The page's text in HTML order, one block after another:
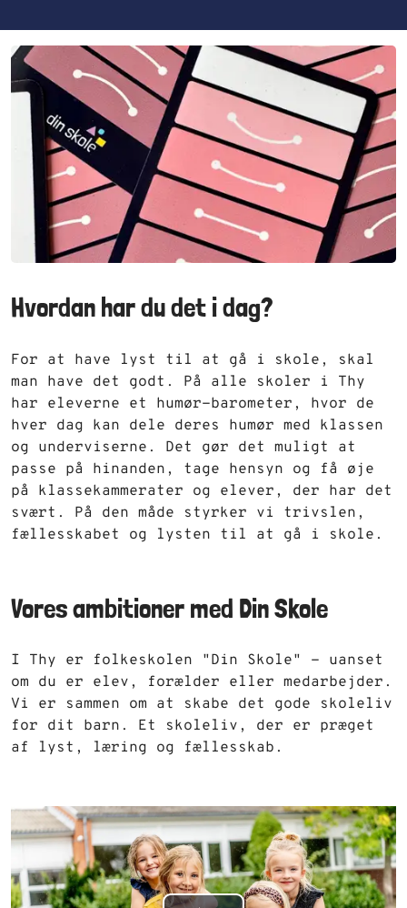
Hvordan har du det i dag?
For at have lyst til at gå i skole, skal
man have det godt. På alle skoler i Thy
har eleverne et humør-barometer, hvor de
hver dag kan dele deres humør med klassen
og underviserne. Det gør det muligt at
passe på hinanden, tage hensyn og få øje
på klassekammerater og elever, der har det
svært. På den måde styrker vi trivslen,
fællesskabet og lysten til at gå i skole.
Vores ambitioner med Din Skole
I Thy er folkeskolen "Din Skole" - uanset
om du er elev, forælder eller medarbejder.
Vi er sammen om at skabe det gode skoleliv
for dit barn. Et skoleliv, der er præget
af lyst, læring og fællesskab.